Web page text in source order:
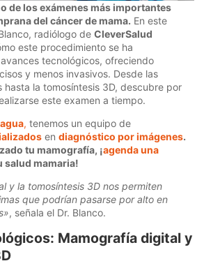
de los exámenes más importantes
del cáncer de mama. En este
radiólogo de CleverSalud
este procedimiento se ha
tecnológicos, ofreciendo
y menos invasivos. Desde las
hasta la tomosíntesis 3D, descubre por
este examen a tiempo.
, tenemos un equipo de
en diagnóstico por imágenes.
tu mamografía, ¡agenda una
salud mamaria!
y la tomosíntesis 3D nos permiten
que podrían pasarse por alto en
, señala el Dr. Blanco.
Mamografía digital y